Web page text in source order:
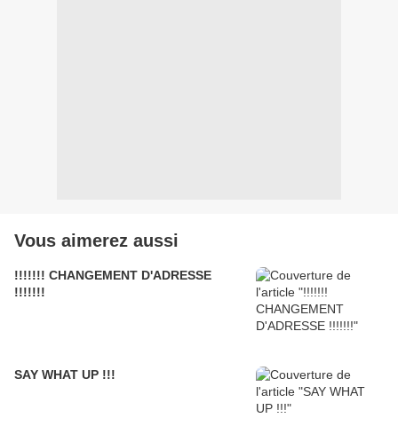
Vous aimerez aussi
!!!!!!! CHANGEMENT D'ADRESSE
!!!!!!!
SAY WHAT UP !!!